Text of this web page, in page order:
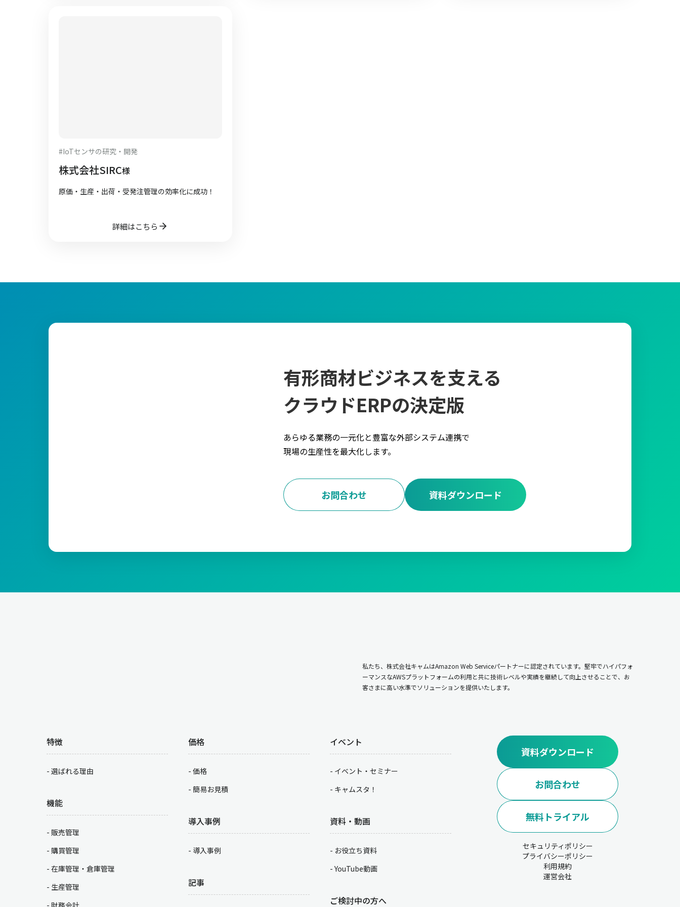
#IoTセンサの研究・開発
株式会社SIRC様
原価・生産・出荷・受発注管理の効率化に成功！
詳細はこちら
有形商材ビジネスを支える
クラウドERPの決定版
あらゆる業務の一元化と豊富な外部システム連携で
現場の生産性を最大化します。
資料ダウンロード
お問合わせ
私たち、株式会社キャムはAmazon Web Serviceパートナーに認定されています。堅牢でハイパフォ
ーマンスなAWSプラットフォームの利用と共に技術レベルや実績を継続して向上させることで、お
客さまに高い水準でソリューションを提供いたします。
特徴
選ばれる理由
機能
販売管理
購買管理
在庫管理・倉庫管理
生産管理
価格
価格
簡易お見積
導入事例
導入事例
記事
イベント
イベント・セミナー
キャムスタ！
資料・動画
お役立ち資料
YouTube動画
ご検討中の方へ
資料ダウンロード
お問合わせ
無料トライアル
セキュリティポリシー
プライバシーポリシー
利用規約
運営会社